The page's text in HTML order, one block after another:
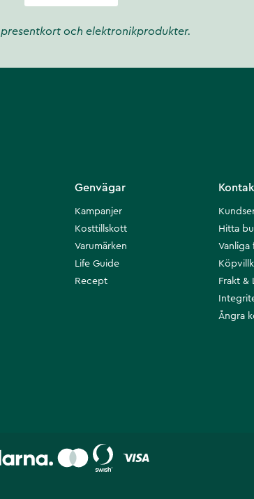
och elektronikprodukter.
Hitta
Vanliga
Frakt &
Ångra
Genvägar
Kampanjer
Kosttillskott
Varumärken
Life Guide
Recept